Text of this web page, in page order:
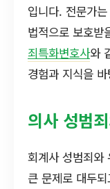
입니다. 전문가
법적으로 보호받
죄특화변호사와
경험과 지식을
의사 성범
회계사 성범죄와
큰 문제로 대두